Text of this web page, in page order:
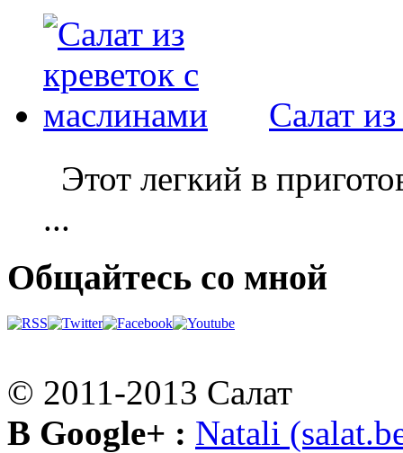
Салат
Этот легкий в
...
Общайтесь со мной
© 2011-2013 Салат
В Google+ : Natali